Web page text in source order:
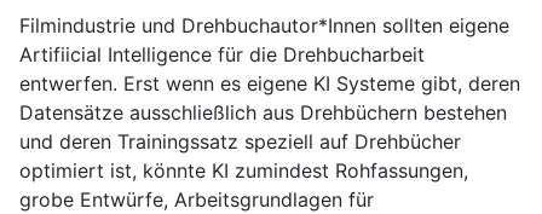
Filmindustrie und Drehbuchautor*Innen sollten eigene
Artifiicial Intelligence für die Drehbucharbeit
entwerfen. Erst wenn es eigene KI Systeme gibt, deren
Datensätze ausschließlich aus Drehbüchern bestehen
und deren Trainingssatz speziell auf Drehbücher
optimiert ist, könnte KI zumindest Rohfassungen,
grobe Entwürfe, Arbeitsgrundlagen für